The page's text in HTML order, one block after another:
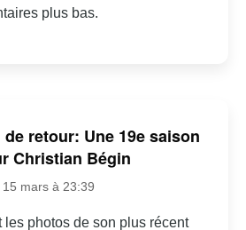
plus bas.
retour: Une 19e saison
Christian Bégin
mars à 23:39
les photos de son plus récent